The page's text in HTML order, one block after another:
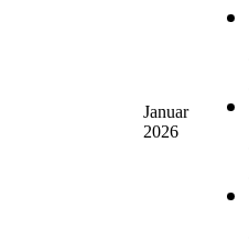
Januar
2026